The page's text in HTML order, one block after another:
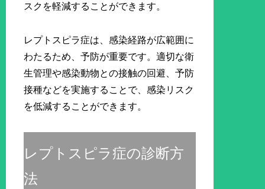
スクを軽減することができます。
レプトスピラ症は、感染経路が広範囲に
わたるため、予防が重要です。適切な衛
生管理や感染動物との接触の回避、予防
接種などを実施することで、感染リスク
を低減することができます。
レプトスピラ症の診断方
法